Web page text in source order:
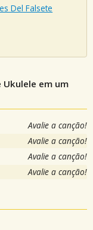
Del Falsete
em um
Avalie a canção!
Avalie a canção!
Avalie a canção!
Avalie a canção!